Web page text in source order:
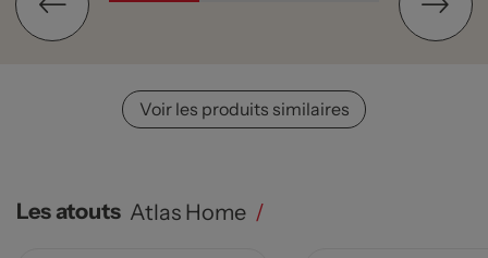
Voir les produits similaires
Les atouts Atlas Home /